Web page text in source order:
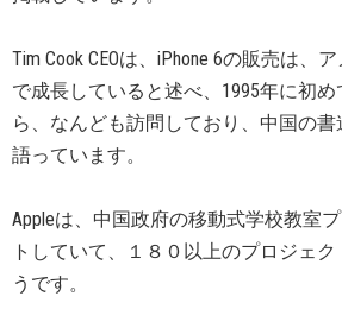
Tim Cook CEOは、iPhone 6の販売は、
で成長していると述べ、1995年に初
ら、なんども訪問しており、中国の
語っています。
Appleは、中国政府の移動式学校教室
トしていて、１８０以上のプロジェ
うです。